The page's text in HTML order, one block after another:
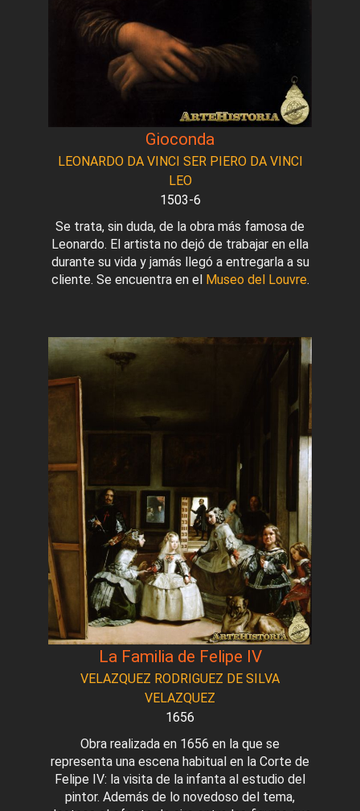
Gioconda
LEONARDO DA VINCI SER PIERO DA VINCI
LEO
1503-6
Se trata, sin duda, de la obra más famosa de
Leonardo. El artista no dejó de trabajar en ella
durante su vida y jamás llegó a entregarla a su
cliente. Se encuentra en el Museo del Louvre.
La Familia de Felipe IV
VELAZQUEZ RODRIGUEZ DE SILVA
VELAZQUEZ
1656
Obra realizada en 1656 en la que se
representa una escena habitual en la Corte de
Felipe IV: la visita de la infanta al estudio del
pintor. Además de lo novedoso del tema,